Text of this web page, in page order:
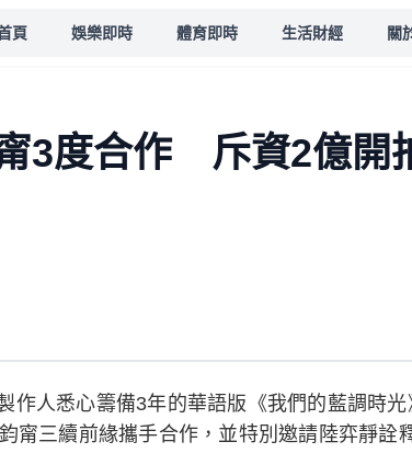
頁 娛樂即時 體育即時 生活財經 關
3度合作 斥資2億開
作人悉心籌備3年的華語版《我們的藍調時
甯三續前緣攜手合作，並特別邀請陸弈靜詮